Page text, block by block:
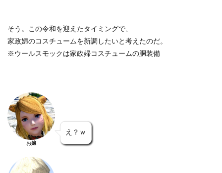
そう。この令和を迎えたタイミングで、
家政婦のコスチュームを新調したいと考えたのだ。
※ウールスモックは家政婦コスチュームの胴装備
お嬢
え？ｗ